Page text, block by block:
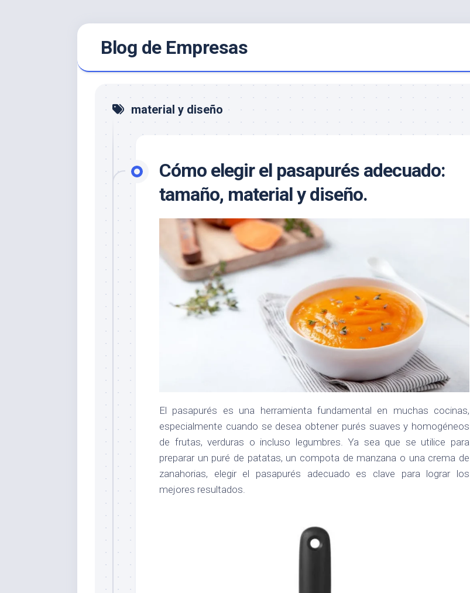
Blog de Empresas
material y diseño
Cómo elegir el pasapurés adecuado:
tamaño, material y diseño.
El pasapurés es una herramienta fundamental en muchas cocinas,
especialmente cuando se desea obtener purés suaves y homogéneos
de frutas, verduras o incluso legumbres. Ya sea que se utilice para
preparar un puré de patatas, un compota de manzana o una crema de
zanahorias, elegir el pasapurés adecuado es clave para lograr los
mejores resultados.